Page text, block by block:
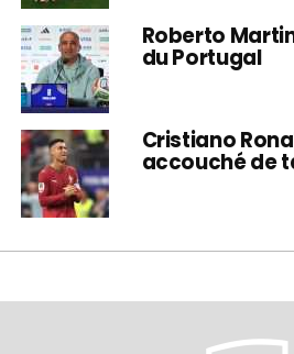
Roberto
du Portugal
Cristiano
accouché de